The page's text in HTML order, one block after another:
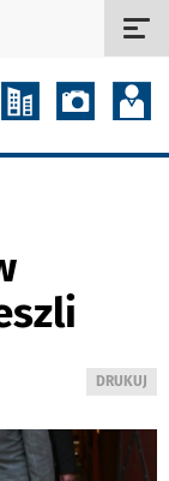
WYDRUKUJ
DO
DRUKUJ